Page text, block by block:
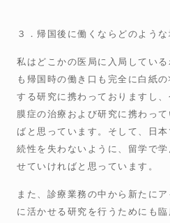
３．帰国後に働くならどのよう
私はどこかの医局に入局してい
も帰国時の働き口も完全に白紙
する研究に携わっておりますし
膜症の治療および研究に携わっ
ばと思っています。そして、日
続性を失わないように、留学で
せていければと思っています。
また、診療業務の中から新たに
に活かせる研究を行うためにも